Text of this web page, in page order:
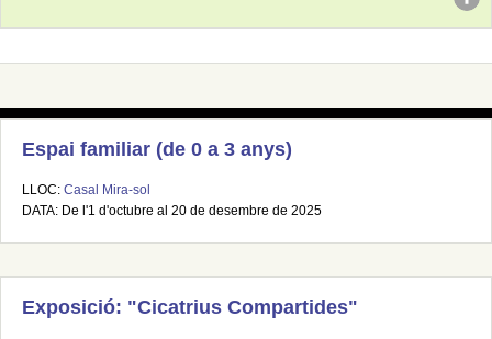
Espai familiar (de 0 a 3 anys)
LLOC: Casal Mira-sol
DATA: De l'1 d'octubre al 20 de desembre de 2025
Exposició: "Cicatrius Compartides"